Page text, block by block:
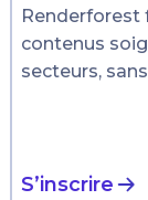
Renderforest
contenus
secteurs,
S’inscrire